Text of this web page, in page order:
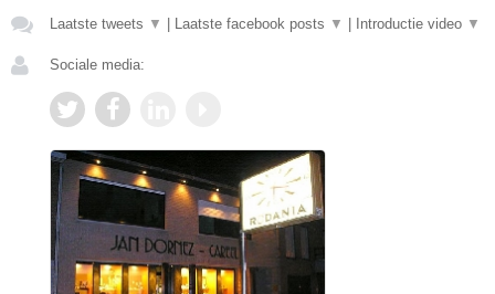
Laatste tweets ▼ Laatste facebook posts ▼ Introductie video ▼
Sociale media: